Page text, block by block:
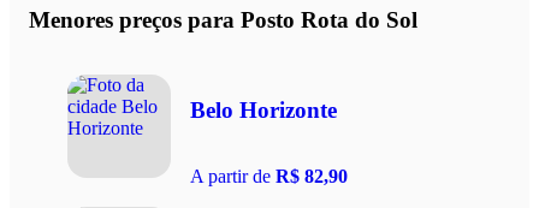
Menores preços para Posto Rota do Sol
Belo Horizonte
A partir de R$ 82,90